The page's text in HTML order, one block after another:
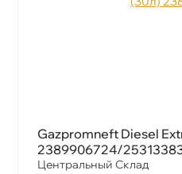
Gazpromneft Diesel
2389906724/
Центральный Склад